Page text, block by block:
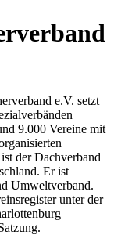
e.V. setzt
9.000 Vereine mit
der Dachverband
Er ist
Umweltverband.
unter der